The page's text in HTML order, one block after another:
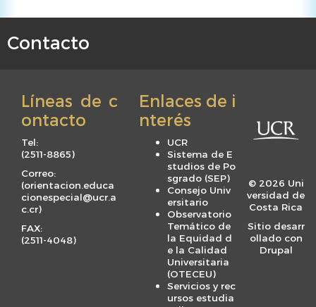
FContacto
Líneas de c
ontacto
Tel:
(2511-8865)
Correo:
(orientacion.educa
cionespecial@ucr.a
c.cr)
FAX:
(2511-4048)
Enlaces de i
nterés
UCR
Sistema de E
studios de Po
sgrado (SEP)
Consejo Univ
ersitario
Observatorio
Temático de
la Equidad d
e la Calidad
Universitaria
(OTECEU)
Servicios y rec
ursos estudia
© 2026 Uni
versidad de
Costa Rica
Sitio desarr
ollado con
Drupal